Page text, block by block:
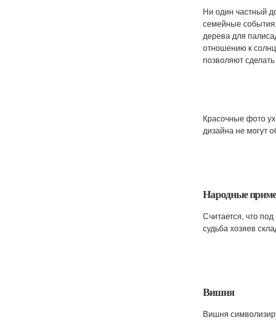
Ни один частный
семейные
дерева для
отношению к
позволяют
Красочные фото
дизайна не могут
Народные
Считается, что
судьба хозяев
Вишня
Вишня